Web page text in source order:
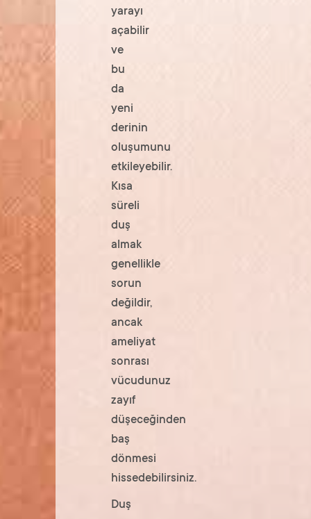
yarayı
açabilir
ve
bu
da
yeni
derinin
oluşumunu
etkileyebilir.
Kısa
süreli
duş
almak
genellikle
sorun
değildir,
ancak
ameliyat
sonrası
vücudunuz
zayıf
düşeceğinden
baş
dönmesi
hissedebilirsiniz.
Duş